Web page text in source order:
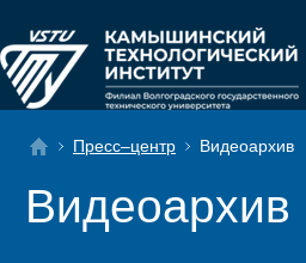
Пресс–центр Видеоархив